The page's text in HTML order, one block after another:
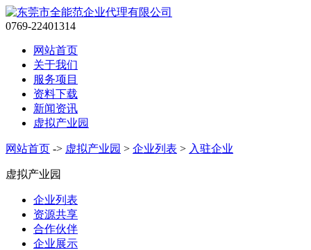
0769-22401314
网站首页
关于我们
服务项目
资料下载
新闻资讯
虚拟产业园
网站首页 -> 虚拟产业园 > 企业列表 > 入驻企业
虚拟产业园
企业列表
资源共享
合作伙伴
企业展示